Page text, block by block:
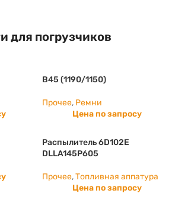
для погрузчиков
B45 (1190/1150)
Прочее, Ремни
Цена по запросу
Распылитель 6D102E
DLLA145P605
Прочее,Топливная аппатура
Цена по запросу